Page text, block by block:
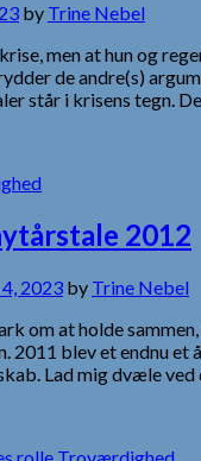
by Trine Nebel
men at hun og
de andre(s)
står i krisens tegn.
2012
2023 by Trine Nebel
om at holde
2011 blev et endnu
Lad mig dvæle